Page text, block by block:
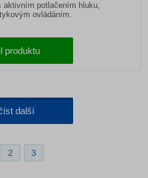
aktivním potlačením hluku,
ovládáním.
produktu
další
2 3